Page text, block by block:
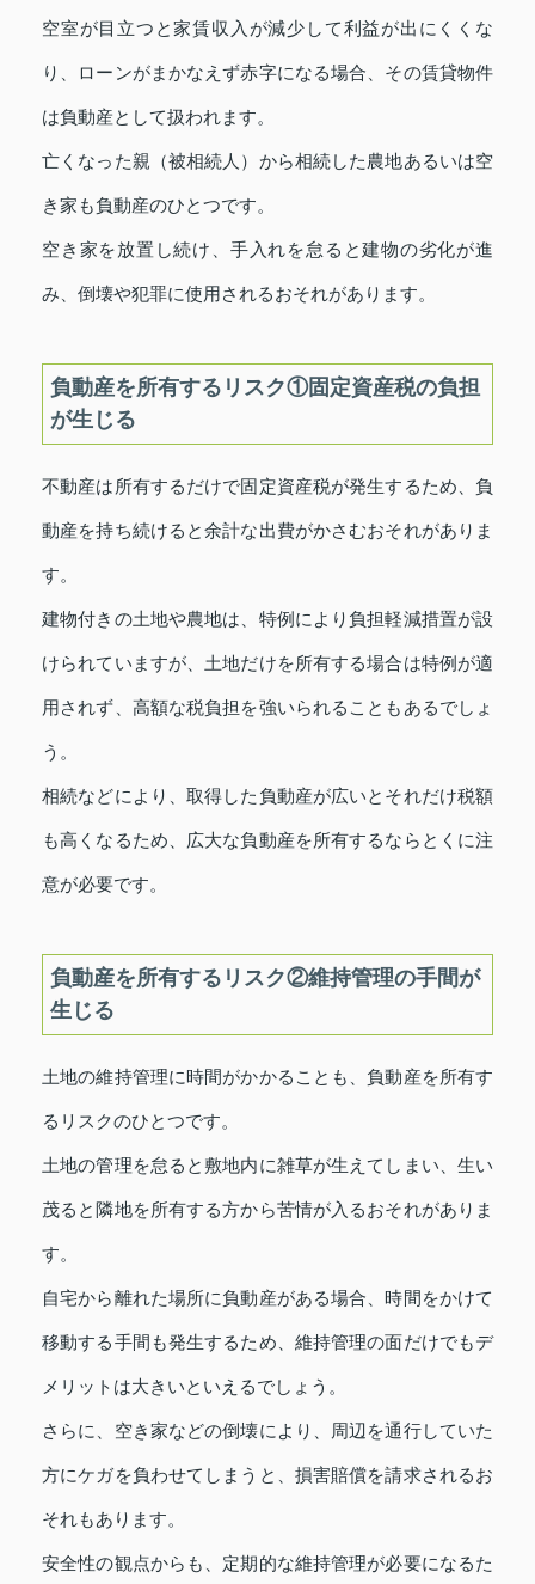
空室が目立つと家賃収入が減少して利益が出にくくな
り、ローンがまかなえず赤字になる場合、その賃貸物件
は負動産として扱われます。
亡くなった親（被相続人）から相続した農地あるいは空
き家も負動産のひとつです。
空き家を放置し続け、手入れを怠ると建物の劣化が進
み、倒壊や犯罪に使用されるおそれがあります。
負動産を所有するリスク①固定資産税の負担
が生じる
不動産は所有するだけで固定資産税が発生するため、負
動産を持ち続けると余計な出費がかさむおそれがありま
す。
建物付きの土地や農地は、特例により負担軽減措置が設
けられていますが、土地だけを所有する場合は特例が適
用されず、高額な税負担を強いられることもあるでしょ
う。
相続などにより、取得した負動産が広いとそれだけ税額
も高くなるため、広大な負動産を所有するならとくに注
意が必要です。
負動産を所有するリスク②維持管理の手間が
生じる
土地の維持管理に時間がかかることも、負動産を所有す
るリスクのひとつです。
土地の管理を怠ると敷地内に雑草が生えてしまい、生い
茂ると隣地を所有する方から苦情が入るおそれがありま
す。
自宅から離れた場所に負動産がある場合、時間をかけて
移動する手間も発生するため、維持管理の面だけでもデ
メリットは大きいといえるでしょう。
さらに、空き家などの倒壊により、周辺を通行していた
方にケガを負わせてしまうと、損害賠償を請求されるお
それもあります。
安全性の観点からも、定期的な維持管理が必要になるた